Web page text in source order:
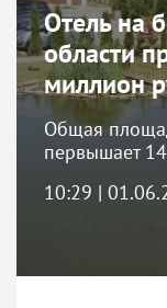
Отель на
области
миллион
Общая
первышает
10:29 |